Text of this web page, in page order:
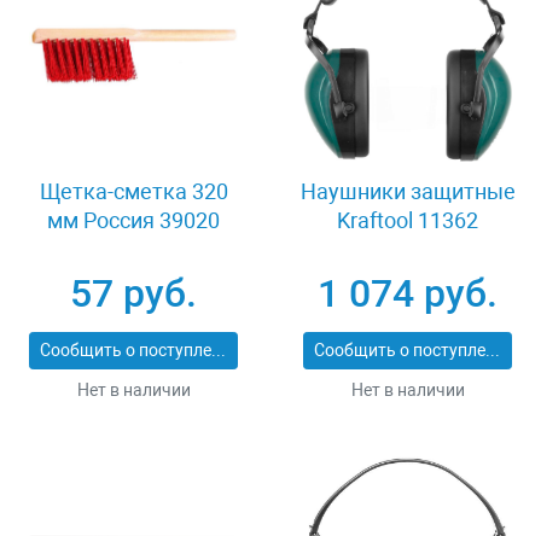
Щетка-сметка 320
мм Россия 39020
57 руб.
Сообщить о поступлении
Нет в наличии
Наушники защитные
Kraftool 11362
1 074 руб.
Сообщить о поступлении
Нет в наличии